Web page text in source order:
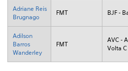
Adriane Reis
Brugnago
FMT BJF -
Adilson
Barros
Wanderley
FMT
AVC -
Volta C